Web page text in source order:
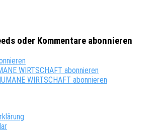
oder Kommentare abonnieren